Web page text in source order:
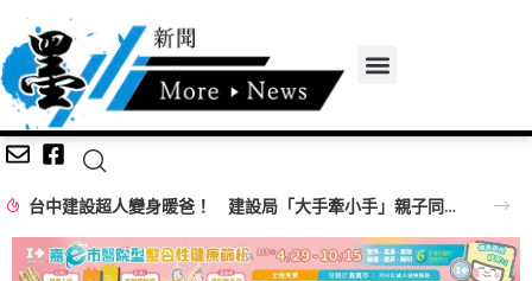
台中建設超人變身暖爸！ 建設局「大手牽小手」親子同樂歡慶父親節